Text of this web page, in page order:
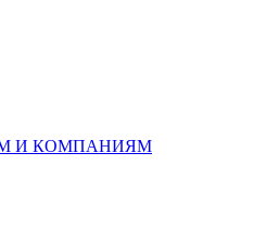
И КОМПАНИЯМ